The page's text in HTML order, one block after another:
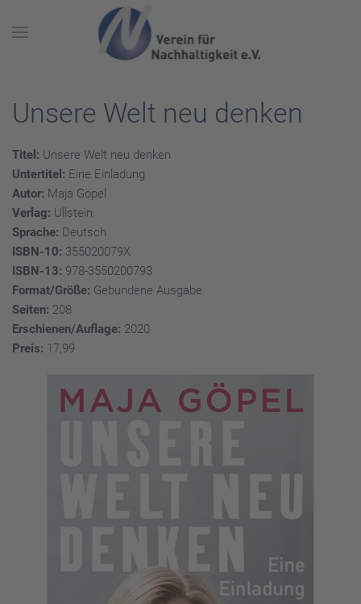
Skip to main content
Unsere Welt neu denken
Titel: Unsere Welt neu denken
Untertitel: Eine Einladung
Autor: Maja Göpel
Verlag: Ullstein
Sprache: Deutsch
ISBN-10: 355020079X
ISBN-13: 978-3550200793
Format/Größe: Gebundene Ausgabe
Seiten: 208
Erschienen/Auflage: 2020
Preis: 17,99